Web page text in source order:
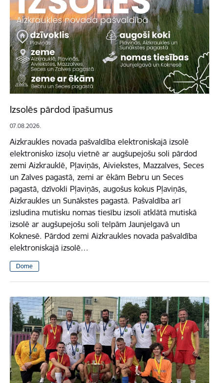
Izsolēs pārdod īpašumus
07.08.2026.
Aizkraukles novada pašvaldība elektroniskajā izsolē
elektronisko izsoļu vietnē ar augšupejošu soli pārdod
zemi Aizkrauklē, Pļaviņās, Aiviekstes, Mazzalves, Seces
un Zalves pagastā, zemi ar ēkām Bebru un Seces
pagastā, dzīvokli Pļaviņās, augošus kokus Pļaviņās,
Aizkraukles un Sunākstes pagastā. Pašvaldība arī
izsludina mutisku nomas tiesību izsoli atklātā mutiskā
izsolē ar augšupejošu soli telpām Jaunjelgavā un
Koknesē. Pārdod zemi Aizkraukles novada pašvaldība
elektroniskajā izsolē…
Dome